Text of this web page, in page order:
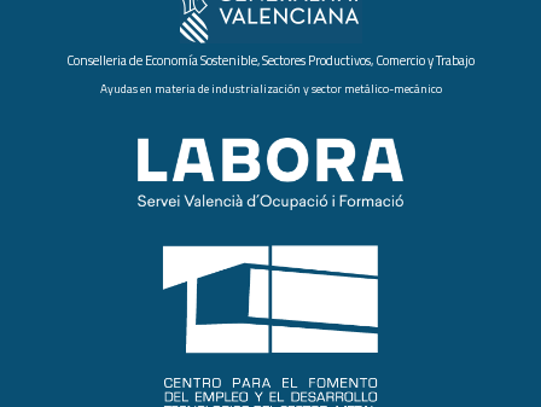
Conselleria de Economía Sostenible, Sectores Productivos, Comercio y Trabajo
Ayudas en materia de industrialización y sector metálico-mecánico